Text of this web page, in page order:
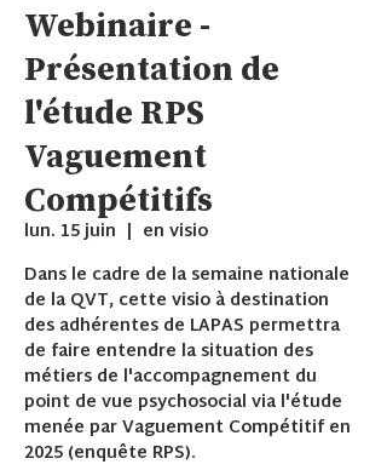
Webinaire -
Présentation de
l'étude RPS
Vaguement
Compétitifs
lun. 15 juin
  |
en visio
Dans le cadre de la semaine nationale
de la QVT, cette visio à destination
des adhérentes de LAPAS permettra
de faire entendre la situation des
métiers de l'accompagnement du
point de vue psychosocial via l'étude
menée par Vaguement Compétitif en
2025 (enquête RPS).